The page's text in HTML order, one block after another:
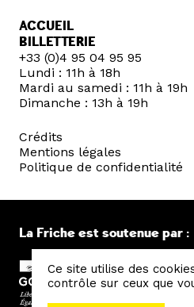
ACCUEIL
BILLETTERIE
+33 (0)4 95 04 95 95
Lundi : 11h à 18h
Mardi au samedi : 11h à 19h
Dimanche : 13h à 19h
Crédits
Mentions légales
Politique de confidentialité
La Friche est soutenue par :
Ce site utilise des
contrôle sur ceux que